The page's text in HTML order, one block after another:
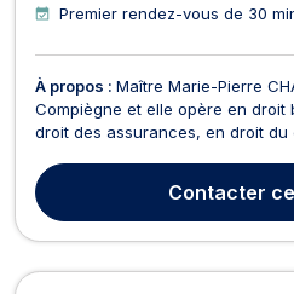
Premier rendez-vous de 30
À propos : Maître Marie-Pierre
Compiègne et elle opère en droit
droit des assurances, en droit du
Maître Marie-Pierre CHAMPAULT
traite toute problématique liée à la
Contacter